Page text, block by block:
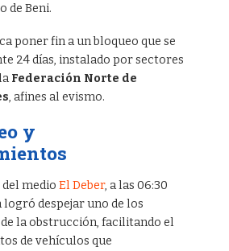
de Beni.
poner fin a un bloqueo que se
24 días, instalado por sectores
Federación Norte de
, afines al evismo.
y
medio El Deber, a las 06:30
logró despejar uno de los
la obstrucción, facilitando el
de vehículos que